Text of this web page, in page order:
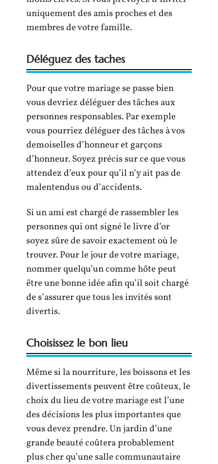
uniquement des amis proches et des
membres de votre famille.
Déléguez des taches
Pour que votre mariage se passe bien
vous devriez déléguer des tâches aux
personnes responsables. Par exemple
vous pourriez déléguer des tâches à vos
demoiselles d’honneur et garçons
d’honneur. Soyez précis sur ce que vous
attendez d’eux pour qu’il n’y ait pas de
malentendus ou d’accidents.
Si un ami est chargé de rassembler les
personnes qui ont signé le livre d’or
soyez sûre de savoir exactement où le
trouver. Pour le jour de votre mariage,
nommer quelqu’un comme hôte peut
être une bonne idée afin qu’il soit chargé
de s’assurer que tous les invités sont
divertis.
Choisissez le bon lieu
Même si la nourriture, les boissons et les
divertissements peuvent être coûteux, le
choix du lieu de votre mariage est l’une
des décisions les plus importantes que
vous devez prendre. Un jardin d’une
grande beauté coûtera probablement
plus cher qu’une salle communautaire